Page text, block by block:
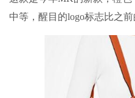
中等，醒目的logo标志比之前